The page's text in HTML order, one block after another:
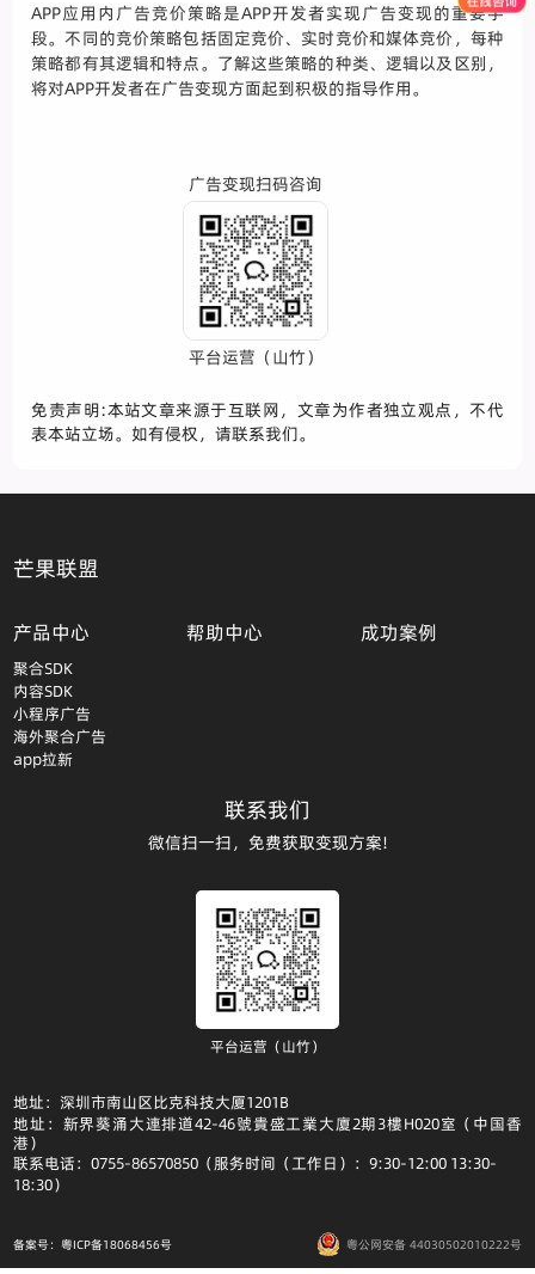
APP应用内广告竞价策略是APP开发者实现广告变现的重要手
段。不同的竞价策略包括固定竞价、实时竞价和媒体竞价，每种
策略都有其逻辑和特点。了解这些策略的种类、逻辑以及区别，
将对APP开发者在广告变现方面起到积极的指导作用。
广告变现扫码咨询
平台运营（山竹）
免责声明:本站文章来源于互联网，文章为作者独立观点，不代
表本站立场。如有侵权，请联系我们。
芒果联盟
产品中心
聚合SDK
内容SDK
小程序广告
海外聚合广告
app拉新
帮助中心 成功案例
联系我们
微信扫一扫，免费获取变现方案!
平台运营（山竹）
地址：深圳市南山区比克科技大厦1201B
地址：新界葵涌大連排道42-46號貴盛工業大廈2期3樓H020室（中国香
港）
联系电话：0755-86570850（服务时间（工作日）：9:30-12:00 13:30-
18:30）
备案号：粤ICP备18068456号 粤公网安备 44030502010222号